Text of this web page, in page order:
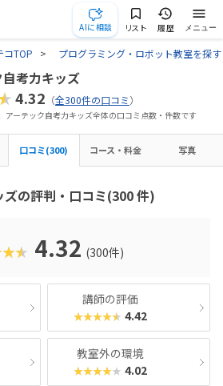
AIに相談 リスト 履歴 メニュー
コTOP プログラミング・ロボット教室を探す
考力キッズ
4.32 （全300件の口コミ）
アーテック自考力キッズ全体の口コミ点数・件数です
口コミ(300) コース・料金 写真
ズの評判・口コミ(300 件)
4.32 (300件)
講師の評価
★★★★★ 4.42
教室外の環境
★★★★★ 4.02